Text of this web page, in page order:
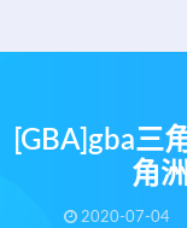
[GBA]gba三
角
2020-07-04